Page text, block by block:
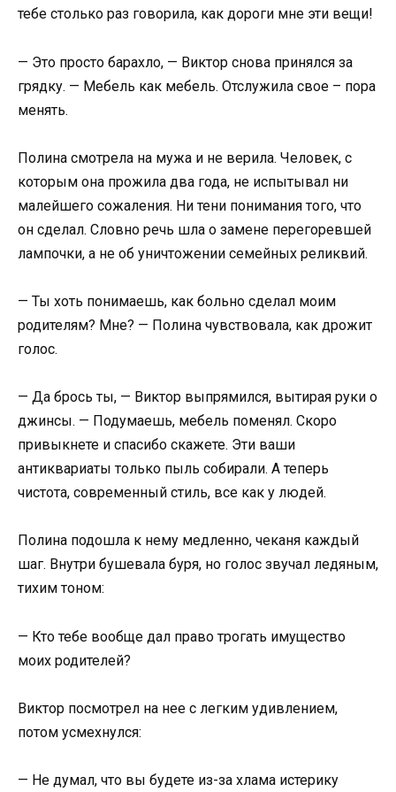
тебе столько раз говорила, как дороги мне эти вещи!
— Это просто барахло, — Виктор снова принялся за
грядку. — Мебель как мебель. Отслужила свое – пора
менять.
Полина смотрела на мужа и не верила. Человек, с
которым она прожила два года, не испытывал ни
малейшего сожаления. Ни тени понимания того, что
он сделал. Словно речь шла о замене перегоревшей
лампочки, а не об уничтожении семейных реликвий.
— Ты хоть понимаешь, как больно сделал моим
родителям? Мне? — Полина чувствовала, как дрожит
голос.
— Да брось ты, — Виктор выпрямился, вытирая руки о
джинсы. — Подумаешь, мебель поменял. Скоро
привыкнете и спасибо скажете. Эти ваши
антиквариаты только пыль собирали. А теперь
чистота, современный стиль, все как у людей.
Полина подошла к нему медленно, чеканя каждый
шаг. Внутри бушевала буря, но голос звучал ледяным,
тихим тоном:
— Кто тебе вообще дал право трогать имущество
моих родителей?
Виктор посмотрел на нее с легким удивлением,
потом усмехнулся:
— Не думал, что вы будете из-за хлама истерику